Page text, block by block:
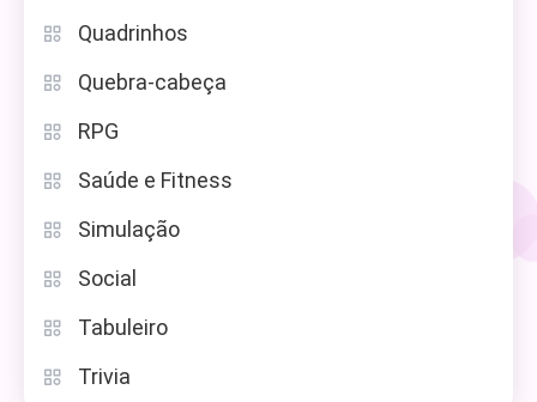
Quadrinhos
Quebra-cabeça
RPG
Saúde e Fitness
Simulação
Social
Tabuleiro
Trivia